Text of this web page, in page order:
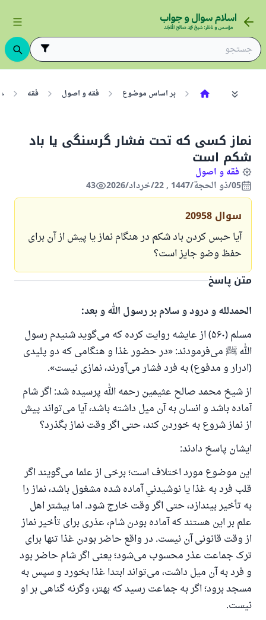
بر اساس موضوع فقه و اصول فقه
نماز کسی که تحت فشار گرسنگی یا باد
شکم است
فقه و اصول
05/ذو الحجة/1447 , 22/خرداد/2026
43
سوال 20958
آیا حبس کردن باد شکم در هنگام نماز یا پیش از آن برای
حفظ وضو جایز است؟
متن پاسخ
الحمدلله و درود و سلام بر رسول الله و بعد:
مسلم (۵۶۰) از عایشه روایت کرده که می‌گوید شنیدم رسول
الله ﷺ می‌فرمودند: «در حضور غذا و هنگامی که دو پلیدی
(ادرار و مدفوع) به فرد فشار می‌آورند، نمازی نیست».
از شیخ محمد صالح عثیمین رحمه‌ الله پرسیده شد: اگر شام
آماده باشد و انسان به آن میل داشته باشد، آیا می‌تواند پیش
از نماز شروع به خوردن کند، حتی اگر وقت نماز بگذرد؟
ایشان پاسخ دادند:
این موضوع مورد اختلاف است؛ برخی از علما می‌گویند اگر
قلب فرد به غذا یا نوشیدنیِ آماده شده مشغول باشد، نماز را
به تأخیر بیندازد، حتی اگر وقت خارج شود. اما بیشتر اهل
علم بر این هستند که آماده بودن شام، عذری برای تأخیر نماز
از وقت قانونی آن نیست. در واقع حاضر بودن غذا تنها برای
ترک جماعت عذر محسوب می‌شود؛ یعنی اگر شام حاضر بود
و فرد به آن میل داشت، می‌تواند ابتدا غذا بخورد و سپس به
مسجد برود؛ اگر به جماعت رسید که بهتر، وگرنه گناهی بر او
نیست.